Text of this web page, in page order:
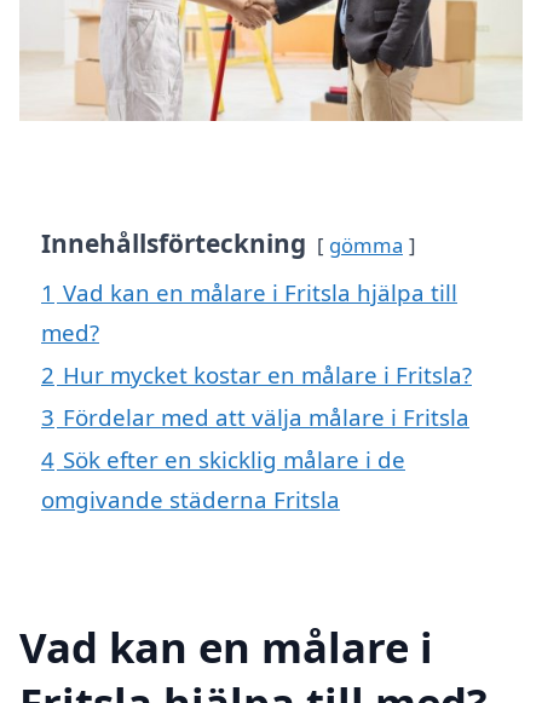
Innehållsförteckning gömma
1 Vad kan en målare i Fritsla hjälpa till
med?
2 Hur mycket kostar en målare i Fritsla?
3 Fördelar med att välja målare i Fritsla
4 Sök efter en skicklig målare i de
omgivande städerna Fritsla
Vad kan en målare i